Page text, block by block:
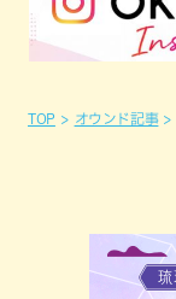
TOP オウンド記事